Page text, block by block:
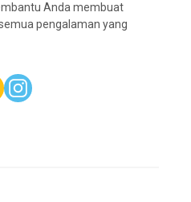
Anda membuat
pengalaman yang